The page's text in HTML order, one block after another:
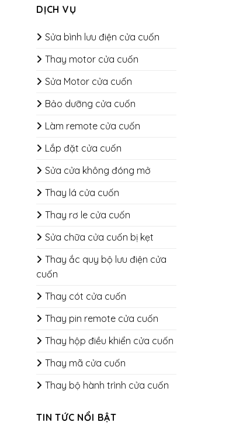
DỊCH VỤ
Sửa bình lưu điện cửa cuốn
Thay motor cửa cuốn
Sửa Motor cửa cuốn
Bảo dưỡng cửa cuốn
​​​​​​​Làm remote cửa cuốn
Lắp đặt cửa cuốn
Sửa cửa không đóng mở
Thay lá cửa cuốn
Thay rơ le cửa cuốn
Sửa chữa cửa cuốn bị kẹt
Thay ắc quy bộ lưu điện cửa
cuốn
Thay cót cửa cuốn
Thay pin remote cửa cuốn
Thay hộp điều khiển cửa cuốn
Thay mã cửa cuốn
Thay bộ hành trình cửa cuốn
TIN TỨC NỔI BẬT